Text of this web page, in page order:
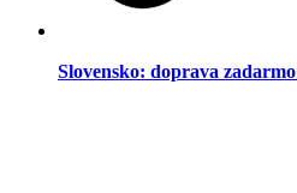
Slovensko: doprava zadarmo